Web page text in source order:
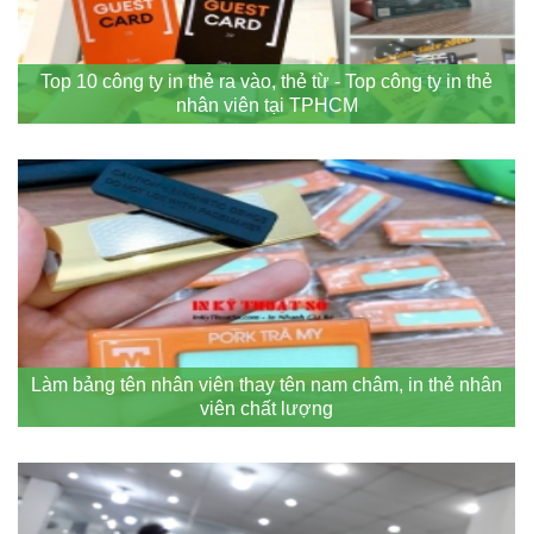
Top 10 công ty in thẻ ra vào, thẻ từ - Top công ty in thẻ
nhân viên tại TPHCM
Làm bảng tên nhân viên thay tên nam châm, in thẻ nhân
viên chất lượng